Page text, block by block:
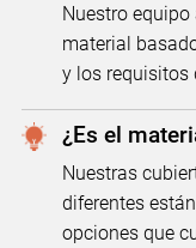
Nuestro
material
y los requisitos
¿Es el
Nuestras
diferentes
opciones que